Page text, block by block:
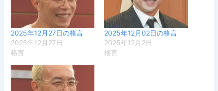
2025年12月27日の格言
2025年12月27日
格言
2025年12月02日の格言
2025年12月2日
格言